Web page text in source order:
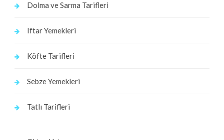
Dolma ve Sarma Tarifleri
Iftar Yemekleri
Köfte Tarifleri
Sebze Yemekleri
Tatlı Tarifleri